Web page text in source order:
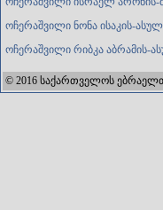
ოჩერაშვილი ნონა ისაკის-
ოჩერაშვილი რიბკა აბრამის-
© 2016 საქართველოს